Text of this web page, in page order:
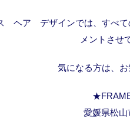
ヘア デザインでは、すべて
メントさせ
気になる方は、
愛媛県松山